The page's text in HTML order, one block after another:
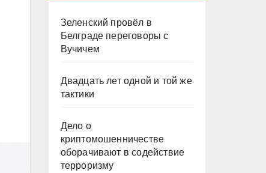
Зеленский провёл в
Белграде переговоры с
Вучичем
Двадцать лет одной и той же
тактики
Дело о
криптомошенничестве
оборачивают в содействие
терроризму